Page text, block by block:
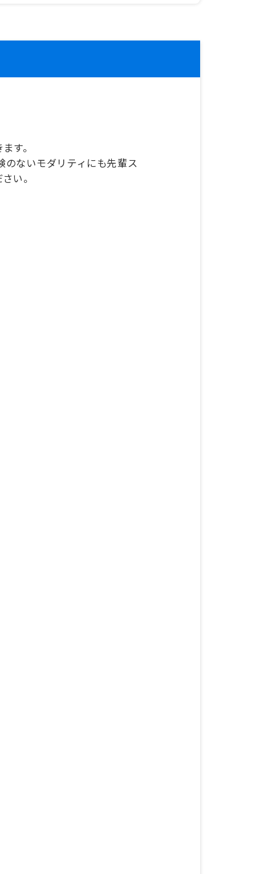
す。
ないモダリティにも先輩ス
い。